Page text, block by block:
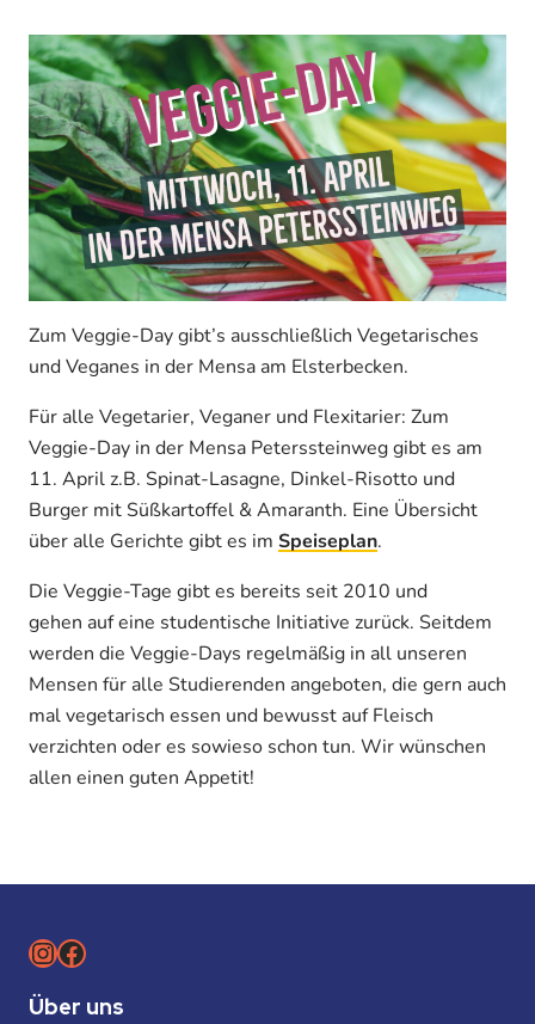
Zum Veggie-Day gibt’s ausschließlich Vegetarisches
und Veganes in der Mensa am Elsterbecken.
Für alle Vegetarier, Veganer und Flexitarier: Zum
Veggie-Day in der Mensa Peterssteinweg gibt es am
11. April z.B. Spinat-Lasagne, Dinkel-Risotto und
Burger mit Süßkartoffel & Amaranth. Eine Übersicht
über alle Gerichte gibt es im Speiseplan.
Die Veggie-Tage gibt es bereits seit 2010 und
gehen auf eine studentische Initiative zurück. Seitdem
werden die Veggie-Days regelmäßig in all unseren
Mensen für alle Studierenden angeboten, die gern auch
mal vegetarisch essen und bewusst auf Fleisch
verzichten oder es sowieso schon tun. Wir wünschen
allen einen guten Appetit!
Instagram
Facebook
Über uns